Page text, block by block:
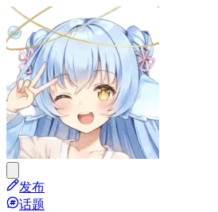
发布
话题